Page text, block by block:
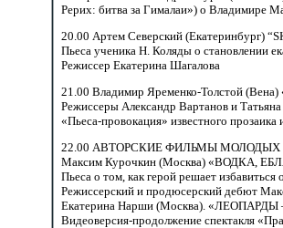
Рерих: битва за Гималаи») о Владимире
20.00 Артем Северский (Екатеринбург)
Пьеса ученика Н. Коляды о становлении
Режиссер Екатерина Шагалова
21.00 Владимир Яременко-Толстой
Режиссеры Александр Вартанов и
«Пьеса-провокация» известного прозаика
22.00 АВТОРСКИЕ ФИЛЬМЫ МОЛОДЫХ
Максим Курочкин (Москва) «ВОДКА,
Пьеса о том, как герой решает
Режиссерский и продюсерский дебют
Екатерина Нарши (Москва).
Видеоверсия-продолжение спектакля